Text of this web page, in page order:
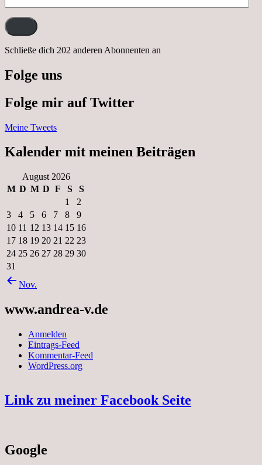
Mail-
Adresse:
Schließe dich 202 anderen Abonnenten an
Folge uns
Folge mir auf Twitter
Meine Tweets
Kalender mit meinen Beiträgen
August 2026
M D M D F S
S
1
2
3
4 5 6 7 8
9
10 11 12 13 14 15 16
17 18 19 20 21 22 23
24 25 26 27 28 29 30
31
Nov.
www.andrea-v.de
Anmelden
Eintrags-Feed
Kommentar-Feed
WordPress.org
Link zu meiner Facebook Seite
Google